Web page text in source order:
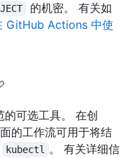
的机密。 有关如
GitHub Actions 中使
可选工具。 在创
的工作流可用于将结
kubectl 。 有关详细信